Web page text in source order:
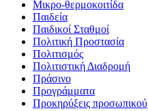
Μικρο-θερμοκοιτίδα
Παιδεία
Παιδικοί Σταθμοί
Πολιτική Προστασία
Πολιτισμός
Πολιτιστική Διαδρομή
Πράσινο
Προγράμματα
Προκηρύξεις προσωπικού